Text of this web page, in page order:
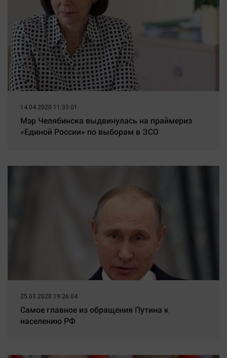
14.04.2020 11:33:01
Мэр Челябинска выдвинулась на праймериз
«Единой России» по выборам в ЗСО
25.03.2020 19:26:04
Самое главное из обращения Путина к
населению РФ